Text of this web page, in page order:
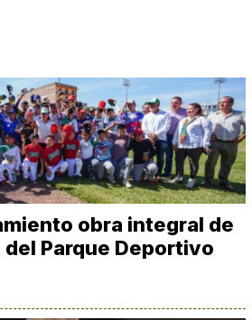
obra integral de
Parque Deportivo